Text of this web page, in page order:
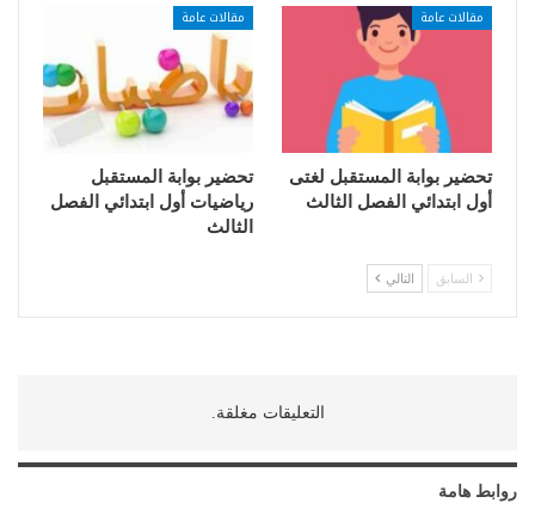
مقالات عامة
تحضير بوابة المستقبل لغتى
أول ابتدائي الفصل الثالث
مقالات عامة
تحضير بوابة المستقبل
رياضيات أول ابتدائي الفصل
الثالث
السابق التالي
التعليقات مغلقة.
روابط هامة